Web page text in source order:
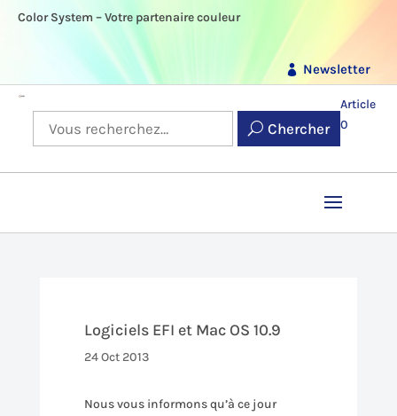
Color System – Votre partenaire couleur
Newsletter
Chercher
Article
0
Logiciels EFI et Mac OS 10.9
24 Oct 2013
Nous vous informons qu’à ce jour